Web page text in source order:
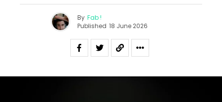
By Fab !
Published 18 June 2026